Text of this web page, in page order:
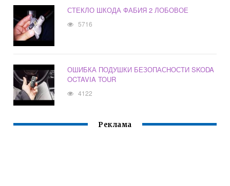
СТЕКЛО ШКОДА ФАБИЯ 2 ЛОБОВОЕ
5716
ОШИБКА ПОДУШКИ БЕЗОПАСНОСТИ SKODA
OCTAVIA TOUR
4122
Реклама